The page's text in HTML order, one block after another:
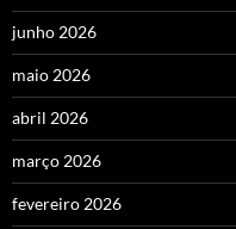
junho 2026
maio 2026
abril 2026
março 2026
fevereiro 2026